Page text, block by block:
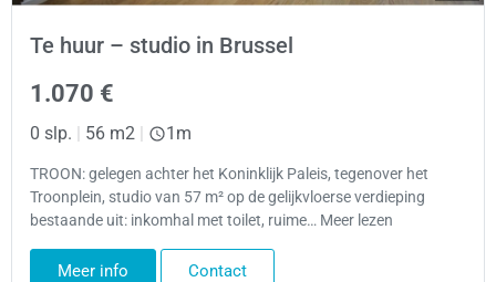
Te huur – studio in Brussel
1.070 €
0 slp. | 56 m2 | 1m
TROON: gelegen achter het Koninklijk Paleis, tegenover het
Troonplein, studio van 57 m² op de gelijkvloerse verdieping
bestaande uit: inkomhal met toilet, ruime… Meer lezen
Meer info Contact